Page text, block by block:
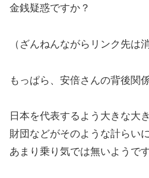
金銭疑惑ですか？
（ざんねんながらリンク先は
もっぱら、安倍さんの背後関
日本を代表するよう大きな大
財団などがそのような計らい
あまり乗り気では無いようです